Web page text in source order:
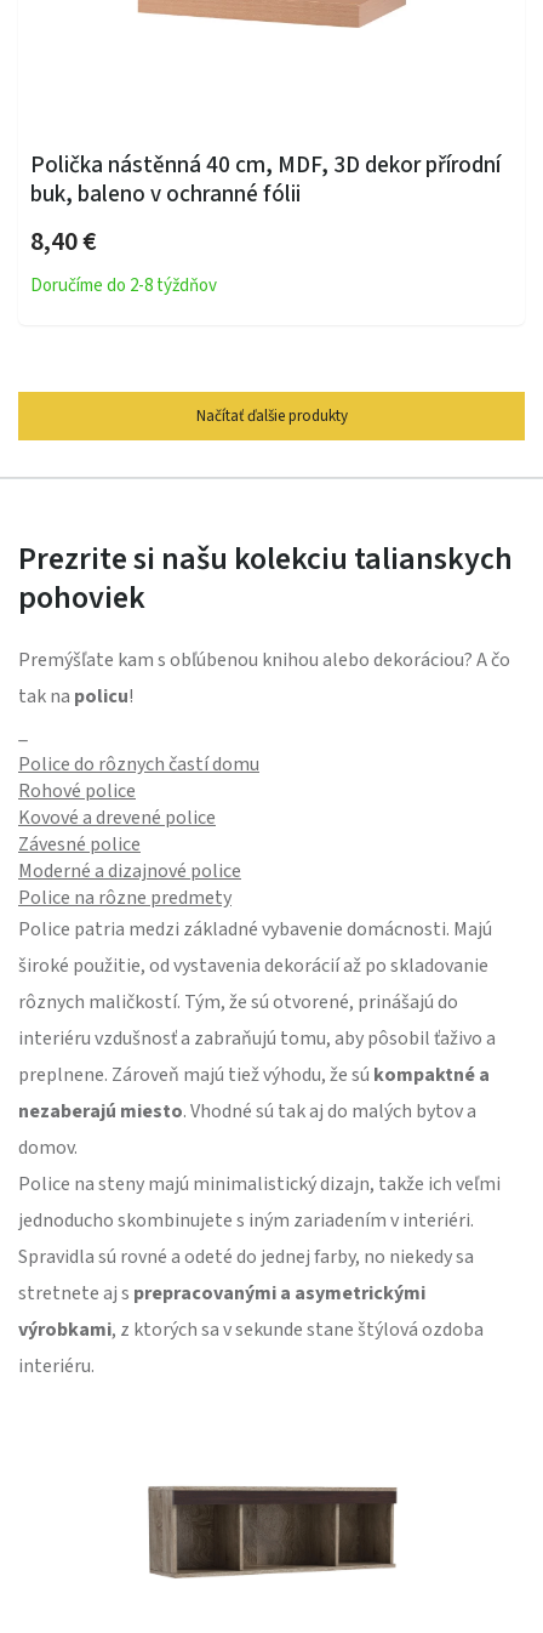
Polička nástěnná 40 cm, MDF, 3D dekor přírodní
buk, baleno v ochranné fólii
8,40 €
Doručíme do 2-8 týždňov
Načítať ďalšie produkty
Prezrite si našu kolekciu talianskych
pohoviek
Premýšľate kam s obľúbenou knihou alebo dekoráciou? A čo
tak na policu!
Police do rôznych častí domu
Rohové police
Kovové a drevené police
Závesné police
Moderné a dizajnové police
Police na rôzne predmety
Police patria medzi základné vybavenie domácnosti. Majú
široké použitie, od vystavenia dekorácií až po skladovanie
rôznych maličkostí. Tým, že sú otvorené, prinášajú do
interiéru vzdušnosť a zabraňujú tomu, aby pôsobil ťaživo a
preplnene. Zároveň majú tiež výhodu, že sú kompaktné a
nezaberajú miesto. Vhodné sú tak aj do malých bytov a
domov.
Police na steny majú minimalistický dizajn, takže ich veľmi
jednoducho skombinujete s iným zariadením v interiéri.
Spravidla sú rovné a odeté do jednej farby, no niekedy sa
stretnete aj s prepracovanými a asymetrickými
výrobkami, z ktorých sa v sekunde stane štýlová ozdoba
interiéru.